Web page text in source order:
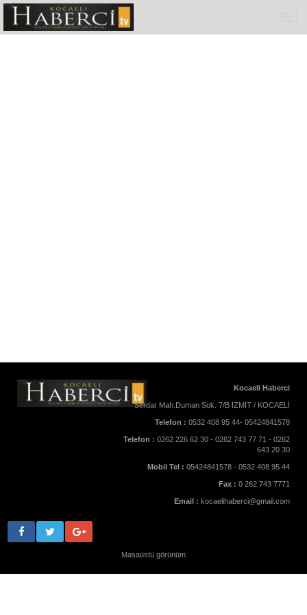
Kocaeli Haberci
Serdar Mah.Duman Sok. 7/B İZMİT / KOCAELİ
Telefon : 0532 408 95 44- 05424841578
Telefon : 0262 226 62 30 - 0262 743 77 71 - 0262
643 20 30
Mobil Tel : 05424841578 - 0532 408 95 44
Fax : 0 262 743 7771
Email : kocaelihaberci@gmail.com
Masaüstü görünüm